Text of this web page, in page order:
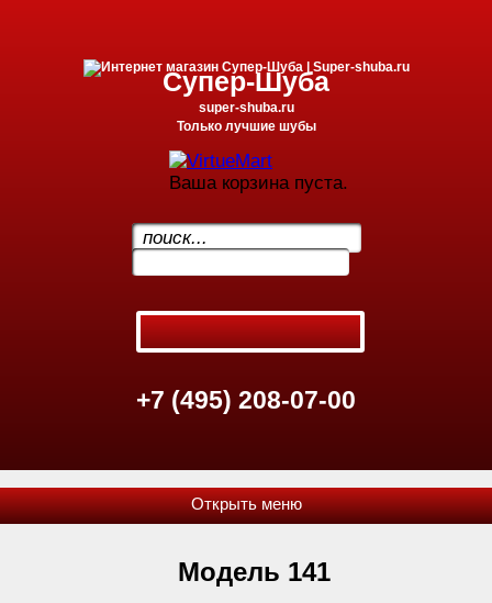
Супер-Шуба
super-shuba.ru
Только лучшие шубы
Ваша корзина пуста.
.
+7 (495) 208-07-00
Модель 141